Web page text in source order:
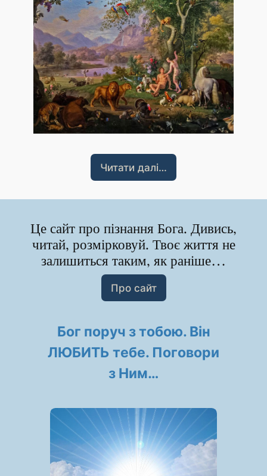
Читати далі…
Це сайт про пізнання Бога. Дивись,
читай, розмірковуй. Твоє життя не
залишиться таким, як раніше…
Про сайт
Бог поруч з тобою. Він
ЛЮБИТЬ тебе. Поговори
з Ним…